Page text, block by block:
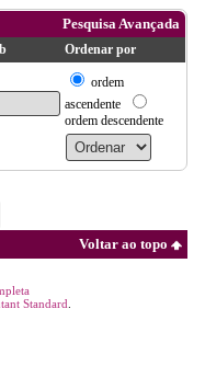
Pesquisa Avançada
Ordenar por
ordem
ascendente
ordem descendente
Voltar ao topo
Standard